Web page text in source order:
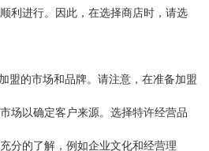
利进行。因此，在选择商店时，请选
加盟的市场和品牌。请注意，在准备加盟
场以确定客户来源。选择特许经营品
分的了解，例如企业文化和经营理